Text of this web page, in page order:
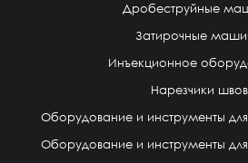
Дробеструйные
Затирочные
Инъекционное
Нарезчики швов
Оборудование и инструменты
Оборудование и инструменты